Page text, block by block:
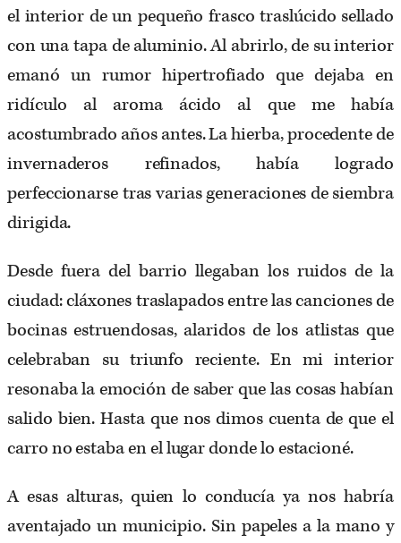
el interior de un pequeño frasco traslúcido sellado
con una tapa de aluminio. Al abrirlo, de su interior
emanó un rumor hipertrofiado que dejaba en
ridículo al aroma ácido al que me había
acostumbrado años antes. La hierba, procedente de
invernaderos refinados, había logrado
perfeccionarse tras varias generaciones de siembra
dirigida.
Desde fuera del barrio llegaban los ruidos de la
ciudad: cláxones traslapados entre las canciones de
bocinas estruendosas, alaridos de los atlistas que
celebraban su triunfo reciente. En mi interior
resonaba la emoción de saber que las cosas habían
salido bien. Hasta que nos dimos cuenta de que el
carro no estaba en el lugar donde lo estacioné.
A esas alturas, quien lo conducía ya nos habría
aventajado un municipio. Sin papeles a la mano y